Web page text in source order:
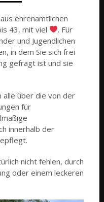
ehrenamtlichen
43, mit viel
. Für
und Jugendlichen
in dem Sie sich frei
gefragt ist und sie
über die von der
für
innerhalb der
nicht fehlen, durch
oder einem leckeren